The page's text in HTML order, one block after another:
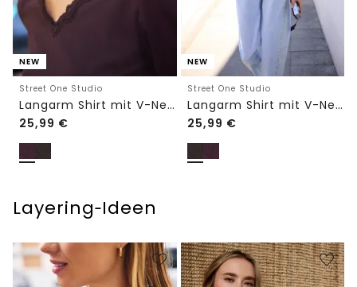
NEW
Street One Studio
Langarm Shirt mit V-Neck und Spitze
25,99 €
NEW
Street One Studio
Langarm Shirt mit V-Neck und Spitze
25,99 €
Layering‑Ideen